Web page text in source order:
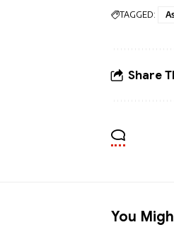
TAGGED:
Share
You